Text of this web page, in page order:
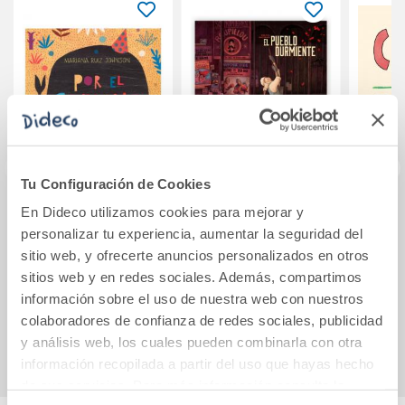
Tu Configuración de Cookies
En Dideco utilizamos cookies para mejorar y
personalizar tu experiencia, aumentar la seguridad del
sitio web, y ofrecerte anuncios personalizados en otros
sitios web y en redes sociales. Además, compartimos
información sobre el uso de nuestra web con nuestros
colaboradores de confianza de redes sociales, publicidad
y análisis web, los cuales pueden combinarla con otra
información recopilada a partir del uso que hayas hecho
Por el camino
12,00€
Comprar
El pueblo
durmiente
27,85€
Comprar